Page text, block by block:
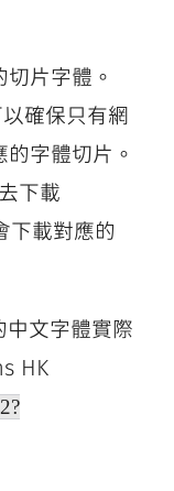
片字體。
確保只有網
字體切片。
下載
下載對應的
文字體實際
HK